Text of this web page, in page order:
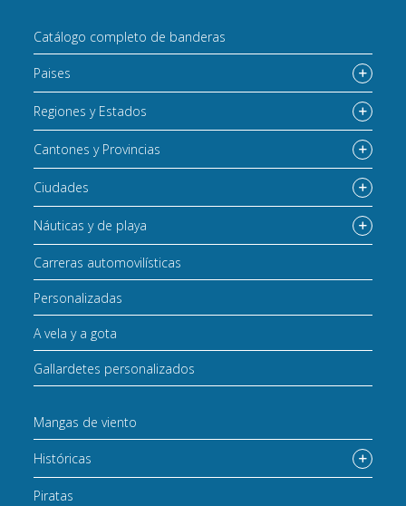
Catálogo completo de banderas
Paises
Regiones y Estados
Cantones y Provincias
Ciudades
Náuticas y de playa
Carreras automovilísticas
Personalizadas
A vela y a gota
Gallardetes personalizados
Mangas de viento
Históricas
Piratas